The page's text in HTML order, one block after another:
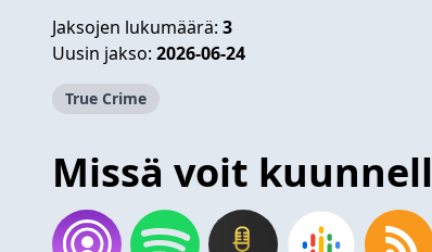
Jaksojen lukumäärä: 3
Uusin jakso: 2026-06-24
True Crime
Missä voit